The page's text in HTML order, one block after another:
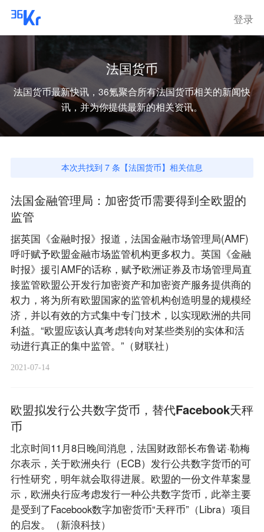
登录
法国货币
法国货币最新快讯，36氪聚合所有法国货币相关的新闻快
讯，并为你提供最新的相关资讯。
本次共找到 7 条【法国货币】相关信息
法国金融管理局：加密货币需要得到全欧盟的
监管
据英国《金融时报》报道，法国金融市场管理局(AMF)
呼吁赋予欧盟金融市场监管机构更多权力。英国《金融
时报》援引AMF的话称，赋予欧洲证券及市场管理局直
接监管欧盟公开发行加密资产和加密资产服务提供商的
权力，将为所有欧盟国家的监管机构创造明显的规模经
济，并以有效的方式集中专门技术，以实现欧洲的共同
利益。“欧盟应该认真考虑转向对某些类别的实体和活
动进行真正的集中监管。”（财联社）
2021-07-14
欧盟拟发行公共数字货币，替代Facebook天秤
币
北京时间11月8日晚间消息，法国财政部长布鲁诺·勒梅
尔表示，关于欧洲央行（ECB）发行公共数字货币的可
行性研究，明年就会取得进展。欧盟的一份文件草案显
示，欧洲央行应考虑发行一种公共数字货币，此举主要
是受到了Facebook数字加密货币“天秤币”（Libra）项目
的启发。（新浪科技）